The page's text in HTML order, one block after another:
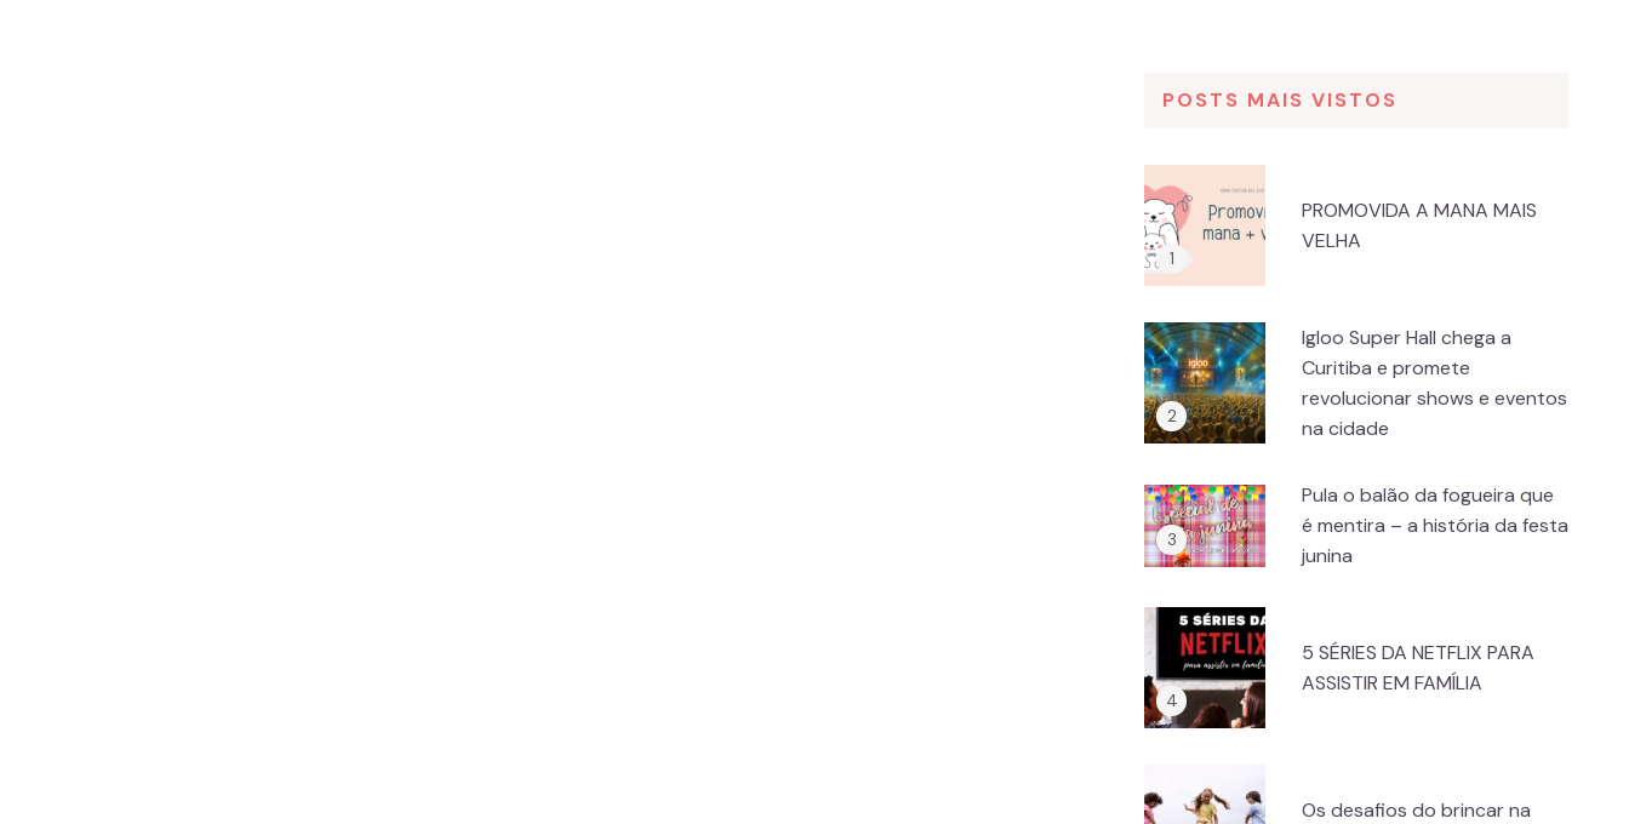
POSTS MAIS VISTOS
PROMOVIDA A MANA MAIS
VELHA
Igloo Super Hall chega a
Curitiba e promete
revolucionar shows e eventos
na cidade
Pula o balão da fogueira que
é mentira – a história da festa
junina
5 SÉRIES DA NETFLIX PARA
ASSISTIR EM FAMÍLIA
Os desafios do brincar na